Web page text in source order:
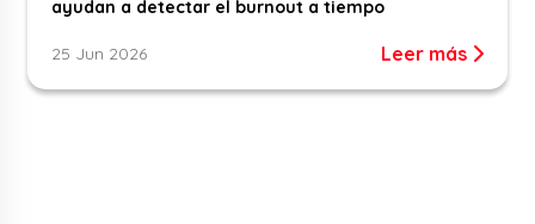
ayudan a detectar el burnout a tiempo
25 Jun 2026 Leer más